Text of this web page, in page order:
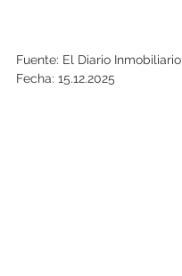
Fuente: El Diario Inmobiliario
Fecha: 15.12.2025